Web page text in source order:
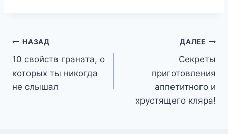
Навигация
по
записям
НАЗАД
10 свойств граната, о
которых ты никогда
не слышал
ДАЛЕЕ
Секреты
приготовления
аппетитного и
хрустящего кляра!